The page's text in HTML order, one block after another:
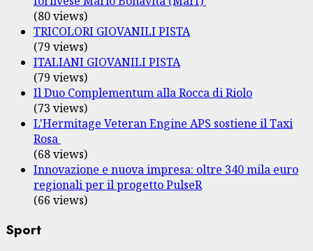
(80 views)
TRICOLORI GIOVANILI PISTA
(79 views)
ITALIANI GIOVANILI PISTA
(79 views)
Il Duo Complementum alla Rocca di Riolo
(73 views)
L'Hermitage Veteran Engine APS sostiene il Taxi
Rosa
(68 views)
Innovazione e nuova impresa: oltre 340 mila euro
regionali per il progetto PulseR
(66 views)
Sport